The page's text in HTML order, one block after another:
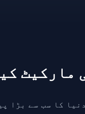
مارکیٹ
کا سب سے بڑا